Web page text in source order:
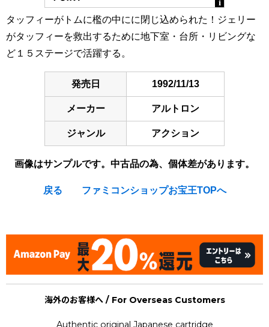
タッフィーがトムに檻の中にに閉じ込められた！ジェリー
がタッフィーを救出するために地下室・台所・リビングな
ど１５ステージで活躍する。
発売日 1992/11/13
メーカー アルトロン
ジャンル アクション
画像はサンプルです。中古品の為、個体差があります。
戻る ファミコンショップお宝王TOPへ
海外のお客様へ / For Overseas Customers
Authentic original Japanese cartridge